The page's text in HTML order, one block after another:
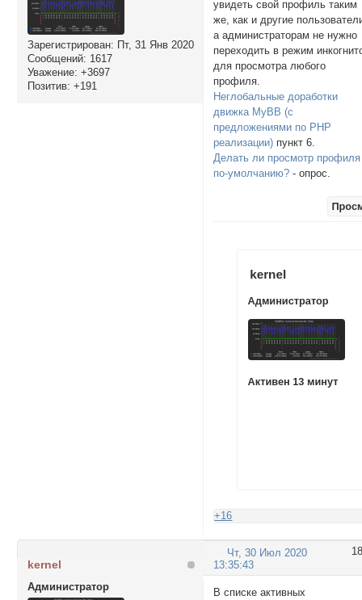
Зарегистрирован: Пт, 31 Янв 2020
Сообщений: 1617
Уважение: +3697
Позитив: +191
увидеть свой профиль таким
же, как и другие
а администраторам не нужно
переходить в режим
для просмотра любого
профиля.
Неглобальные доработки
движка MyBB (с
предложениями по PHP
реализации) пункт 6.
Делать ли просмотр профиля
по-умолчанию? - опрос.
+16
18
Чт, 30 Июл 2020
13:35:43
kernel
Администратор
В списке активных